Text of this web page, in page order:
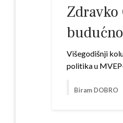
Zdravko
Višegodišnji
politika u
Biram DOBRO